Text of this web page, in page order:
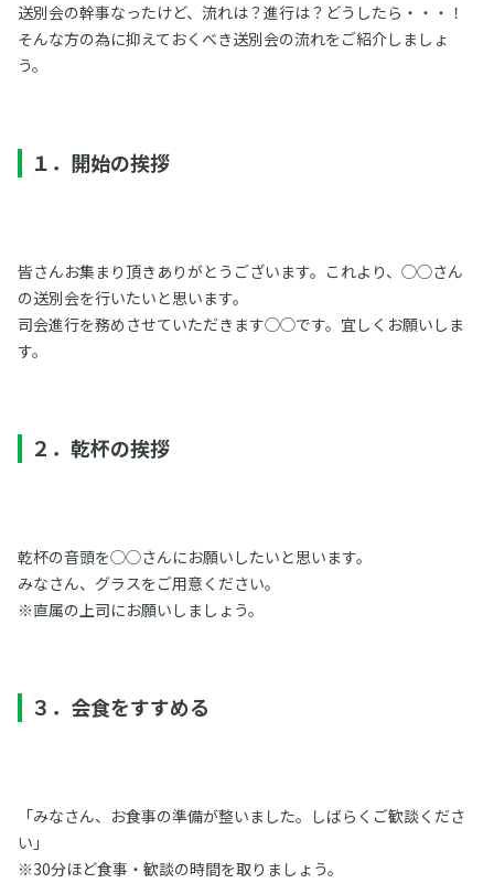
送別会の幹事なったけど、流れは？進行は？どうしたら・・・！
そんな方の為に抑えておくべき送別会の流れをご紹介しましょ
う。
１．開始の挨拶
皆さんお集まり頂きありがとうございます。これより、◯◯さん
の送別会を行いたいと思います。
司会進行を務めさせていただきます◯◯です。宜しくお願いしま
す。
２．乾杯の挨拶
乾杯の音頭を◯◯さんにお願いしたいと思います。
みなさん、グラスをご用意ください。
※直属の上司にお願いしましょう。
３．会食をすすめる
「みなさん、お食事の準備が整いました。しばらくご歓談くださ
い」
※30分ほど食事・歓談の時間を取りましょう。